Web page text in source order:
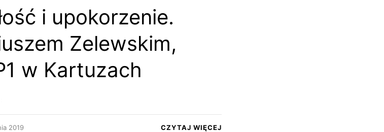
i upokorzenie.
Zelewskim,
w Kartuzach
2019 CZYTAJ WIĘCEJ